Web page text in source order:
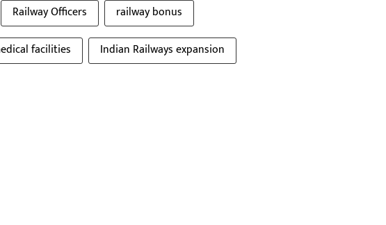
Railway Officers
railway bonus
facilities Indian Railways expansion